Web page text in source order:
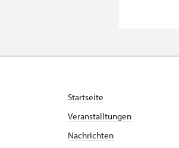
Startseite
Veranstalltungen
Nachrichten